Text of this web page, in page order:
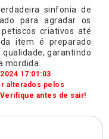
sinfonia de
para agradar os
criativos até
item é preparado
garantindo
mordida.
17:01:03
alterados pelos
antes de sair!